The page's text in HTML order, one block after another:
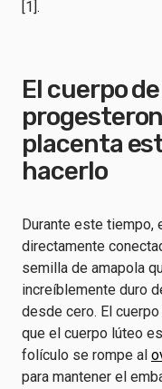
[1].
El cuerpo
placenta
hacerlo
Durante este tiempo,
directamente
semilla de amapola
increíblemente duro
desde cero. El
que el cuerpo lúteo
folículo se rompe al
para mantener el